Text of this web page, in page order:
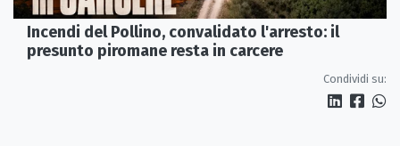
Incendi del Pollino, convalidato l'arresto: il
presunto piromane resta in carcere
Condividi su: